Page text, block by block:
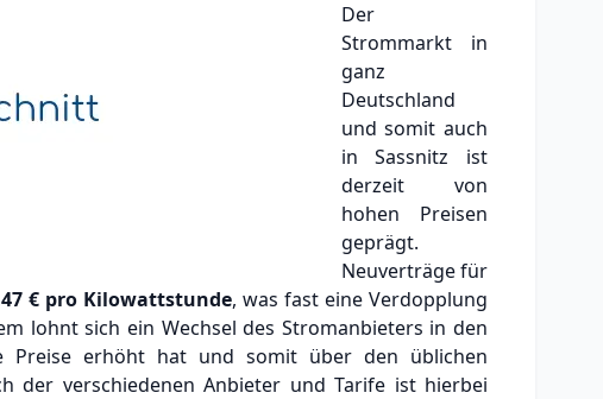
Der
Strommarkt in
ganz
Deutschland
und somit auch
in Sassnitz ist
derzeit von
hohen Preisen
geprägt.
Neuverträge für
€ pro Kilowattstunde, was fast eine Verdopplung
lohnt sich ein Wechsel des Stromanbieters in den
Preise erhöht hat und somit über den üblichen
der verschiedenen Anbieter und Tarife ist hierbei